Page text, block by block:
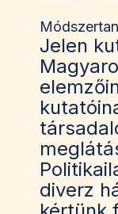
Módszertan
Jelen
diverz